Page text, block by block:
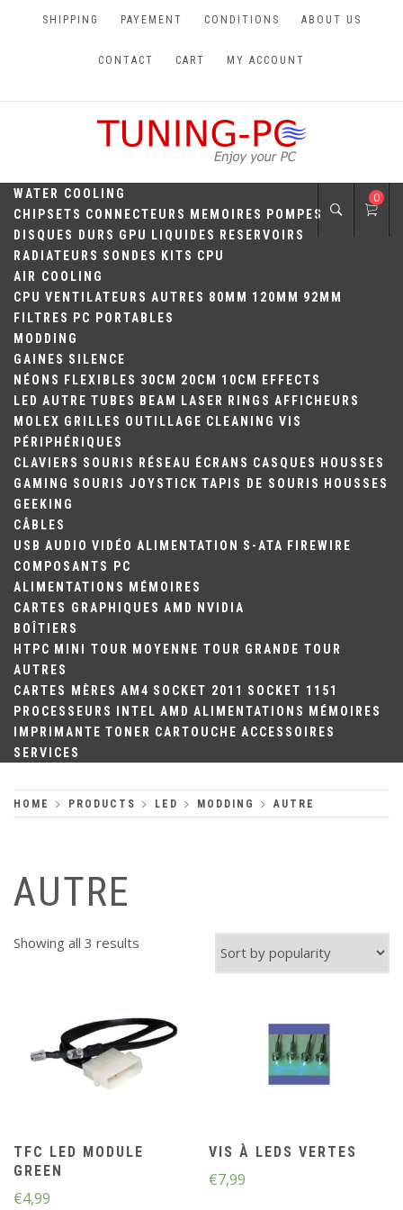
SHIPPING PAYEMENT CONDITIONS ABOUT US
CONTACT CART MY ACCOUNT
TUNING-PC
WATER COOLING
CHIPSETS CONNECTEURS MEMOIRES
POMPES
DISQUES DURS GPU LIQUIDES
RESERVOIRS
RADIATEURS SONDES KITS CPU
AIR COOLING
CPU VENTILATEURS AUTRES 80MM 120MM
92MM
FILTRES
PC PORTABLES
MODDING
GAINES SILENCE
NÉONS
FLEXIBLES 30CM 20CM 10CM
EFFECTS
LED AUTRE TUBES BEAM LASER RINGS AFFICHEURS
MOLEX GRILLES OUTILLAGE CLEANING VIS
PÉRIPHÉRIQUES
CLAVIERS SOURIS RÉSEAU ÉCRANS CASQUES
HOUSSES
GAMING SOURIS JOYSTICK TAPIS DE SOURIS
HOUSSES
GEEKING
CÂBLES
USB AUDIO VIDÉO ALIMENTATION S-ATA FIREWIRE
COMPOSANTS PC
ALIMENTATIONS
MÉMOIRES
CARTES GRAPHIQUES AMD
NVIDIA
BOÎTIERS
HTPC MINI TOUR MOYENNE TOUR GRANDE TOUR
AUTRES
CARTES MÈRES AM4 SOCKET 2011
SOCKET 1151
PROCESSEURS
INTEL AMD ALIMENTATIONS
MÉMOIRES
IMPRIMANTE TONER CARTOUCHE ACCESSOIRES
SERVICES
0
HOME PRODUCTS LED MODDING AUTRE
AUTRE
Showing all 3 results
TFC LED MODULE
GREEN
€4,99
VIS À LEDS VERTES
€7,99